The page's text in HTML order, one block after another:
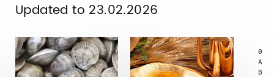
0
A
B
Updated to 23.02.2026